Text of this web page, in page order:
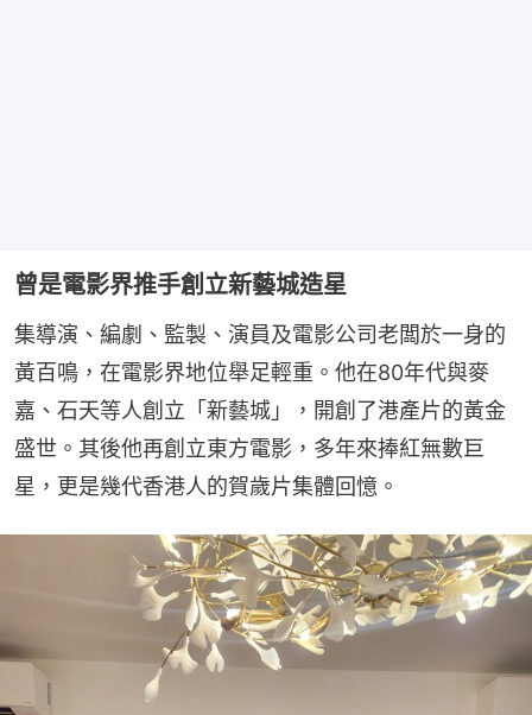
曾是電影界推手創立新藝城造星
集導演、編劇、監製、演員及電影公司老闆於一身的
黃百鳴，在電影界地位舉足輕重。他在80年代與麥
嘉、石天等人創立「新藝城」，開創了港產片的黃金
盛世。其後他再創立東方電影，多年來捧紅無數巨
星，更是幾代香港人的賀歲片集體回憶。